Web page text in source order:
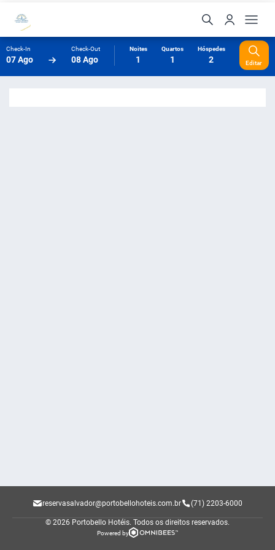
Check-In
07 Ago
Check-Out
08 Ago
Noites
1
Quartos
1
Hóspedes
2 Editar
reservasalvador@portobellohoteis.com.br (71) 2203-6000
© 2026 Portobello Hotéis. Todos os direitos reservados.
Powered by